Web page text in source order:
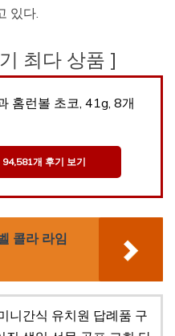
있다.
최다 상품 ]
홈런볼 초코, 41g, 8개
94,581개 후기 보기
콜라 라임
니간식 유치원 답례품 구